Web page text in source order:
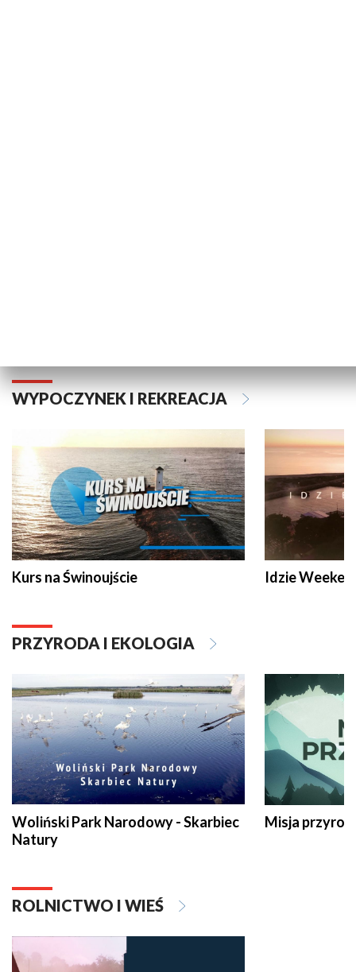
WYPOCZYNEK I REKREACJA
Kurs na Świnoujście Idzie
PRZYRODA I EKOLOGIA
Woliński Park Narodowy - Skarbiec
Natury
Misja
ROLNICTWO I WIEŚ